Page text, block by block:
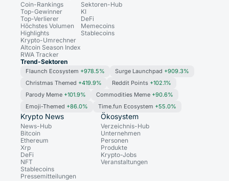
Coin-Rankings
Top-Gewinner
Top-Verlierer
Höchstes Volumen
Highlights
Krypto-Umrechner
Altcoin Season Index
RWA Tracker
Sektoren-Hub
KI
DeFi
Memecoins
Stablecoins
Trend-Sektoren
Flaunch Ecosystem +978.5% Surge Launchpad +909.3%
Christmas Themed +419.9% Reddit Points +102.1%
Parody Meme +101.9% Commodities Meme +90.6%
Emoji-Themed +86.0% Time.fun Ecosystem +55.0%
Krypto News
News-Hub
Bitcoin
Ethereum
Xrp
DeFi
NFT
Stablecoins
Pressemitteilungen
Ökosystem
Verzeichnis-Hub
Unternehmen
Personen
Produkte
Krypto-Jobs
Veranstaltungen